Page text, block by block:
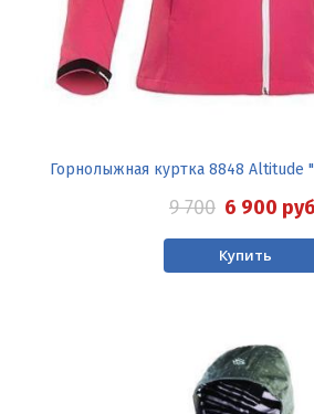
Горнолыжная куртка 8848 Altitude
9 700 6 900
Купить